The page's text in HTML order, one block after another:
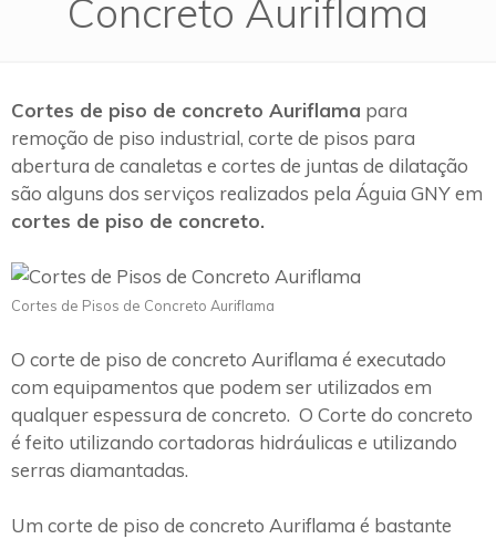
Concreto Auriflama
Cortes de piso de concreto Auriflama para
remoção de piso industrial, corte de pisos para
abertura de canaletas e cortes de juntas de dilatação
são alguns dos serviços realizados pela Águia GNY em
cortes de piso de concreto.
Cortes de Pisos de Concreto Auriflama
O corte de piso de concreto Auriflama é executado
com equipamentos que podem ser utilizados em
qualquer espessura de concreto. O Corte do concreto
é feito utilizando cortadoras hidráulicas e utilizando
serras diamantadas.
Um corte de piso de concreto Auriflama é bastante